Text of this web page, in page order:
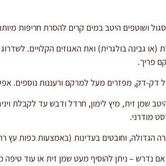
ושוטפים היטב במים קרים להסרת חריפות
פריך.
דק-דק, מפזרים מעל למרקם ורעננות נוספים.
שמן זית, מיץ לימון, חרדל ודבש עד לקבלת
מודרני.
הגדולה, וחובטים בעדינות (באמצעות כפות עץ
נדרש – ניתן להוסיף מעט שמן זית או עוד